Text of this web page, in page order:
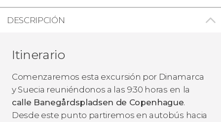
DESCRIPCIÓN
Itinerario
Comenzaremos esta excursión por Dinamarca
y Suecia reuniéndonos a las 9:30 horas en la
calle Banegårdspladsen de Copenhague.
Desde este punto partiremos en autobús hacia